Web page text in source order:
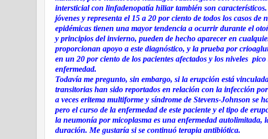
intersticial con linfadenopatía hiliar también son
jóvenes y representa el 15 a 20 por ciento de todos los casos
epidémicas tienen una mayor tendencia a ocurrir durante el
y principios del invierno, pueden de hecho aparecer en
proporcionan apoyo a este diagnóstico, y la prueba por
en un 20 por ciento de los pacientes afectados y los niveles
enfermedad.
Todavía me pregunto, sin embargo, si la erupción está
transitorias han sido reportados en relación con la infección
a veces eritema multiforme y síndrome de Stevens-Johnson se
pero el curso de la enfermedad de este paciente y el tipo de
la neumonía por micoplasma es una enfermedad autolimitada,
duración. Me gustaría si se continuó terapia antibiótica.